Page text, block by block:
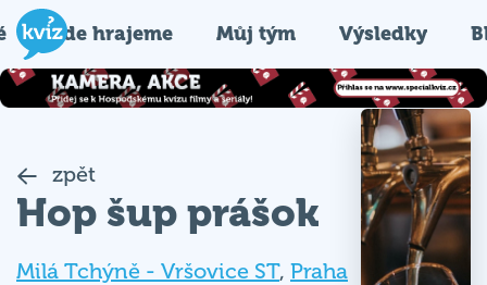
Kde hrajeme Můj tým Výsledky
zpět
Hop šup prášok
Milá Tchýně - Vršovice ST, Praha